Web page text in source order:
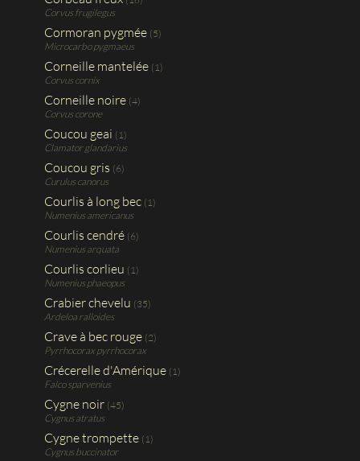
Corvus frugilegus
Cormoran pygmée (5)
Microcarbo pygmaeus
Corneille mantelée (1)
Corvus cornix
Corneille noire (4)
Corvus corone
Coucou geai (1)
Clamator glandarius
Coucou gris (6)
Curulus canorus
Courlis à long bec (1)
Numenius americanus
Courlis cendré (6)
Numenius arquata
Courlis corlieu (1)
Numenius phaeopus
Crabier chevelu (35)
Ardeloa ralloides
Crave à bec rouge (2)
Pyrrhocorax pyrrhocorax
Crécerelle d'Amérique (1)
Falco sparvenius
Cygne noir (45)
Cygnus atratus
Cygne trompette (1)
Cygnus buccinator